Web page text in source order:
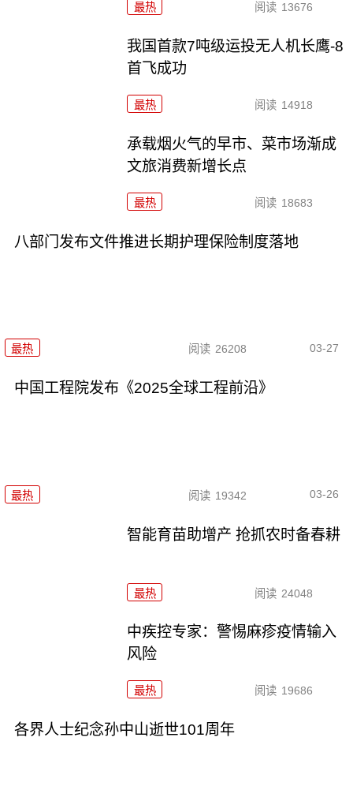
最热 阅读 13676
我国首款7吨级运投无人机长鹰-8
首飞成功
最热 阅读 14918
承载烟火气的早市、菜市场渐成
文旅消费新增长点
最热 阅读 18683
八部门发布文件推进长期护理保险制度落地
最热 阅读 26208 03-27
中国工程院发布《2025全球工程前沿》
最热 阅读 19342 03-26
智能育苗助增产 抢抓农时备春耕
最热 阅读 24048
中疾控专家：警惕麻疹疫情输入
风险
最热 阅读 19686
各界人士纪念孙中山逝世101周年